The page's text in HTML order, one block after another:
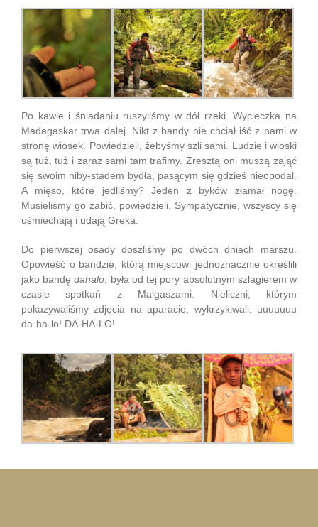
Po kawie i śniadaniu ruszyliśmy w dół rzeki. Wycieczka na
Madagaskar trwa dalej. Nikt z bandy nie chciał iść z nami w
stronę wiosek. Powiedzieli, żebyśmy szli sami. Ludzie i wioski
są tuż, tuż i zaraz sami tam trafimy. Zresztą oni muszą zająć
się swoim niby-stadem bydła, pasącym się gdzieś nieopodal.
A mięso, które jedliśmy? Jeden z byków złamał nogę.
Musieliśmy go zabić, powiedzieli. Sympatycznie, wszyscy się
uśmiechają i udają Greka.
Do pierwszej osady doszliśmy po dwóch dniach marszu.
Opowieść o bandzie, którą miejscowi jednoznacznie określili
jako bandędahalo , była od tej pory absolutnym szlagierem w
czasie spotkań z Malgaszami. Nieliczni, którym
pokazywaliśmy zdjęcia na aparacie, wykrzykiwali: uuuuuuu
da-ha-lo! DA-HA-LO!